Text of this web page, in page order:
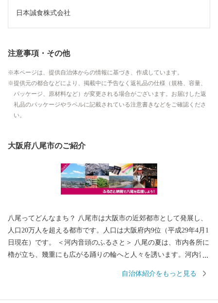
日本誠食株式会社
注意事項・その他
本ページは、提供自治体からの情報に基づき、作成しています。
提供元の都合などにより、掲載中に予告なく返礼品の仕様（規格、容量、
パッケージ、原材料など）が変更される場合がございます。お届けした返
礼品のパッケージやラベルに記載されている注意書きなどをご確認くださ
い。
大阪府八尾市のご紹介
八尾ってどんなまち？ 八尾市は大阪市の近郊都市として発展し、
人口20万人を超える都市です。人口は大阪府内9位（平成29年4月1
日現在）です。 ＜河内音頭のふるさと＞ 八尾の夏は、市内各所に
櫓が立ち、幾重にも広がる踊りの輪へと人々を誘います。河内音
でも、「河内音頭発祥の地」と伝わる常光寺の正調河内音頭は、
自治体紹介をもっと見る